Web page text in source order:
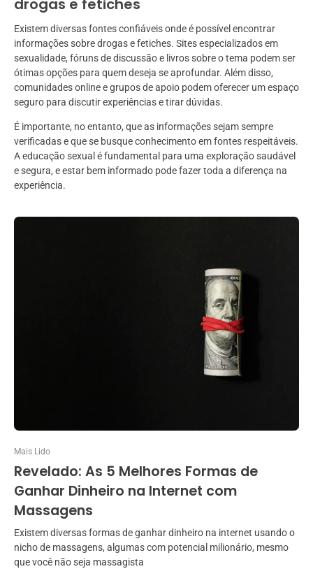
drogas e fetiches
Existem diversas fontes confiáveis onde é possível encontrar
informações sobre drogas e fetiches. Sites especializados em
sexualidade, fóruns de discussão e livros sobre o tema podem ser
ótimas opções para quem deseja se aprofundar. Além disso,
comunidades online e grupos de apoio podem oferecer um espaço
seguro para discutir experiências e tirar dúvidas.
É importante, no entanto, que as informações sejam sempre
verificadas e que se busque conhecimento em fontes respeitáveis.
A educação sexual é fundamental para uma exploração saudável
e segura, e estar bem informado pode fazer toda a diferença na
experiência.
Mais Lido
Revelado: As 5 Melhores Formas de
Ganhar Dinheiro na Internet com
Massagens
Existem diversas formas de ganhar dinheiro na internet usando o
nicho de massagens, algumas com potencial milionário, mesmo
que você não seja massagista